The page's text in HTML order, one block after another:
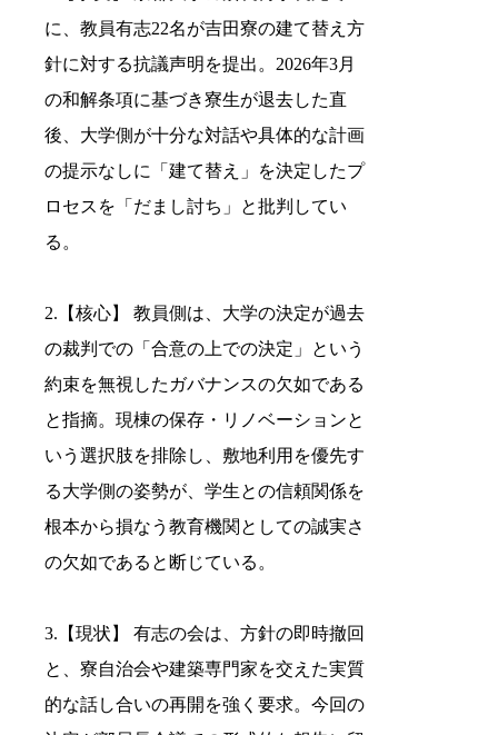
に、教員有志22名が吉田寮の建て替え方
針に対する抗議声明を提出。2026年3月
の和解条項に基づき寮生が退去した直
後、大学側が十分な対話や具体的な計画
の提示なしに「建て替え」を決定したプ
ロセスを「だまし討ち」と批判してい
る。
2.【核心】 教員側は、大学の決定が過去
の裁判での「合意の上での決定」という
約束を無視したガバナンスの欠如である
と指摘。現棟の保存・リノベーションと
いう選択肢を排除し、敷地利用を優先す
る大学側の姿勢が、学生との信頼関係を
根本から損なう教育機関としての誠実さ
の欠如であると断じている。
3.【現状】 有志の会は、方針の即時撤回
と、寮自治会や建築専門家を交えた実質
的な話し合いの再開を強く要求。今回の